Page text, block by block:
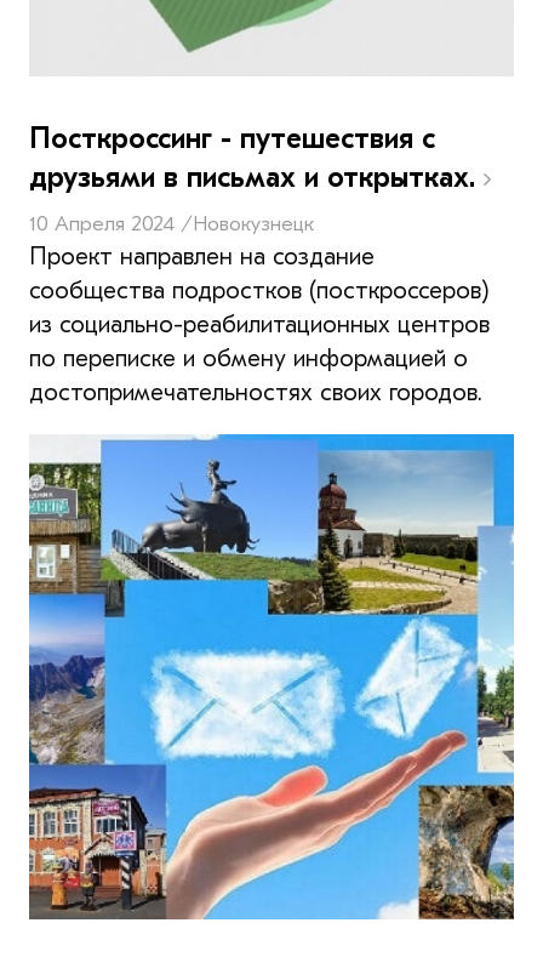
Посткроссинг - путешествия с
друзьями в письмах и открытках.
10 Апреля 2024 /Новокузнецк
Проект направлен на создание
сообщества подростков (посткроссеров)
из социально-реабилитационных центров
по переписке и обмену информацией о
достопримечательностях своих городов.